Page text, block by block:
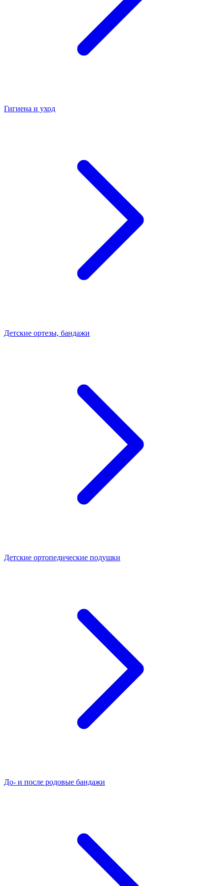
Гигиена и уход
Детские ортезы, бандажи
Детские ортопедические подушки
До- и после родовые бандажи